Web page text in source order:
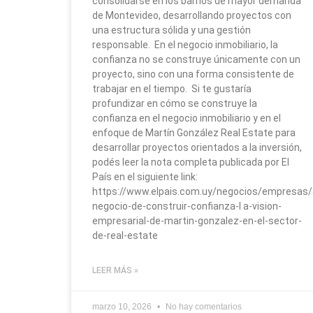
de Montevideo, desarrollando proyectos con
una estructura sólida y una gestión
responsable. En el negocio inmobiliario, la
confianza no se construye únicamente con un
proyecto, sino con una forma consistente de
trabajar en el tiempo. Si te gustaría
profundizar en cómo se construye la
confianza en el negocio inmobiliario y en el
enfoque de Martín González Real Estate para
desarrollar proyectos orientados a la inversión,
podés leer la nota completa publicada por El
País en el siguiente link:
https://www.elpais.com.uy/negocios/
negocio-de-construir-confianza-l a-vision-
empresarial-de-martin-gonzalez-en-el-sector-
de-real-estate
LEER MÁS »
marzo 10, 2026 No hay comentarios